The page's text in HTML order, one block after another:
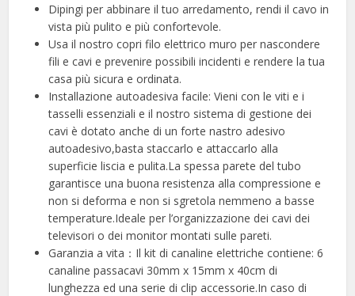
Dipingi per abbinare il tuo arredamento, rendi il cavo in
vista più pulito e più confortevole.
Usa il nostro copri filo elettrico muro per nascondere
fili e cavi e prevenire possibili incidenti e rendere la tua
casa più sicura e ordinata.
Installazione autoadesiva facile: Vieni con le viti e i
tasselli essenziali e il nostro sistema di gestione dei
cavi è dotato anche di un forte nastro adesivo
autoadesivo,basta staccarlo e attaccarlo alla
superficie liscia e pulita.La spessa parete del tubo
garantisce una buona resistenza alla compressione e
non si deforma e non si sgretola nemmeno a basse
temperature.Ideale per l’organizzazione dei cavi dei
televisori o dei monitor montati sulle pareti.
Garanzia a vita：Il kit di canaline elettriche contiene: 6
canaline passacavi 30mm x 15mm x 40cm di
lunghezza ed una serie di clip accessorie.In caso di